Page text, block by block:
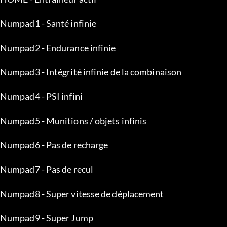
Ctrl+Numéro1 - Tuer en un coup
Ctrl+Numéro2 - Intégrité infinie de l'arme
Ctrl+Numéro3 - Mode furtif
Ctrl+Numéro4 - Lumière flash infinie
Ctrl+Numéro5 - Ajouter du temps de piratage (30
TELEPORT :
PageUp - Enregistrer l'emplacement
PageDown - Téléportation
Fin - Annuler la téléportation